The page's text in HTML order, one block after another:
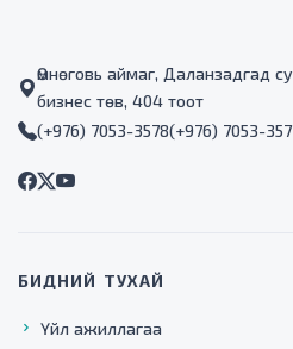
Өмнөговь аймаг, Даланзадгад
бизнес төв, 404 тоот
(+976) 7053-3578(+976) 7053-
БИДНИЙ ТУХАЙ
Үйл ажиллагаа